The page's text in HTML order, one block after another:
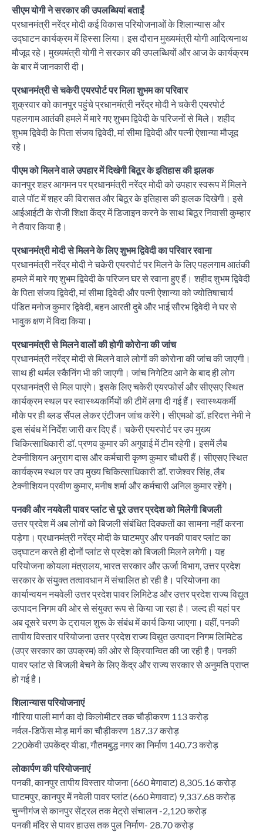
सीएम योगी ने सरकार की उपलब्धियां बताईं
प्रधानमंत्री नरेंद्र मोदी कई विकास परियोजनाओं के शिलान्यास और
उद्घाटन कार्यक्रम में हिस्सा लिया। इस दौरान मुख्यमंत्री योगी आदित्यनाथ
मौजूद रहे। मुख्यमंत्री योगी ने सरकार की उपलब्धियों और आज के कार्यक्रम
के बार में जानकारी दी।
प्रधानमंत्री से चकेरी एयरपोर्ट पर मिला शुभम का परिवार
शुक्रवार को कानपुर पहुंचे प्रधानमंत्री नरेंद्र मोदी ने चकेरी एयरपोर्ट
पहलगाम आतंकी हमले में मारे गए शुभम द्विवेदी के परिजनों से मिले। शहीद
शुभम द्विवेदी के पिता संजय द्विवेदी, मां सीमा द्विवेदी और पत्नी ऐशान्या मौजूद
रहे।
पीएम को मिलने वाले उपहार में दिखेगी बिठूर के इतिहास की झलक
कानपुर शहर आगमन पर प्रधानमंत्री नरेंद्र मोदी को उपहार स्वरूप में मिलने
वाले पॉट में शहर की विरासत और बिठूर के इतिहास की झलक दिखेगी। इसे
आईआईटी के रोजी शिक्षा केंद्र में डिजाइन करने के साथ बिठूर निवासी कुम्हार
ने तैयार किया है।
प्रधानमंत्री मोदी से मिलने के लिए शुभम द्विवेदी का परिवार रवाना
प्रधानमंत्री नरेंद्र मोदी ने चकेरी एयरपोर्ट पर मिलने के लिए पहलगाम आतंकी
हमले में मारे गए शुभम द्विवेदी के परिजन घर से रवाना हुए हैं। शहीद शुभम द्विवेदी
के पिता संजय द्विवेदी, मां सीमा द्विवेदी और पत्नी ऐशान्या को ज्योतिषाचार्य
पंडित मनोज कुमार द्विवेदी, बहन आरती दुबे और भाई सौरभ द्विवेदी ने घर से
भावुक क्षण में विदा किया।
प्रधानमंत्री से मिलने वालों की होगी कोरोना की जांच
प्रधानमंत्री नरेंद्र मोदी से मिलने वाले लोगों की कोरोना की जांच की जाएगी।
साथ ही थर्मल स्कैनिंग भी की जाएगी। जांच निगेटिव आने के बाद ही लोग
प्रधानमंत्री से मिल पाएंगे। इसके लिए चकेरी एयरफोर्स और सीएसए स्थित
कार्यक्रम स्थल पर स्वास्थ्यकर्मियों की टीमें लगा दी गई हैं। स्वास्थ्यकर्मी
मौके पर ही ब्लड सैंपल लेकर एंटीजन जांच करेंगे। सीएमओ डॉ. हरिदत्त नेमी ने
इस संबंध में निर्देश जारी कर दिए हैं। चकेरी एयरपोर्ट पर उप मुख्य
चिकित्साधिकारी डॉ. प्रणव कुमार की अगुवाई में टीम रहेगी। इसमें लैब
टेक्नीशियन अनुराग दास और कर्मचारी कृष्ण कुमार चौधरी हैं। सीएसए स्थित
कार्यक्रम स्थल पर उप मुख्य चिकित्साधिकारी डॉ. राजेश्वर सिंह, लैब
टेक्नीशियन प्रवीण कुमार, मनीष शर्मा और कर्मचारी अनिल कुमार रहेंगे।
पनकी और नयवेली पावर प्लांट से पूरे उत्तर प्रदेश को मिलेगी बिजली
उत्तर प्रदेश में अब लोगों को बिजली संबंधित दिक्कतों का सामना नहीं करना
पड़ेगा। प्रधानमंत्री नरेंद्र मोदी के घाटमपुर और पनकी पावर प्लांट का
उद्घाटन करते ही दोनों प्लांट से प्रदेश को बिजली मिलने लगेगी। यह
परियोजना कोयला मंत्रालय, भारत सरकार और ऊर्जा विभाग, उत्तर प्रदेश
सरकार के संयुक्त तत्वावधान में संचालित हो रही है। परियोजना का
कार्यान्वयन नयवेली उत्तर प्रदेश पावर लिमिटेड और उत्तर प्रदेश राज्य विद्युत
उत्पादन निगम की ओर से संयुक्त रूप से किया जा रहा है। जल्द ही यहां पर
अब दूसरे चरण के ट्रायल शुरू के संबंध में कार्य किया जाएगा। वहीं, पनकी
तापीय विस्तार परियोजना उत्तर प्रदेश राज्य विद्युत उत्पादन निगम लिमिटेड
(उप्र सरकार का उपक्रम) की ओर से क्रियान्वित की जा रही है। पनकी
पावर प्लांट से बिजली बेचने के लिए केंद्र और राज्य सरकार से अनुमति प्राप्त
हो गई है।
शिलान्यास परियोजनाएं
गौरिया पाली मार्ग का दो किलोमीटर तक चौड़ीकरण 113 करोड़
नर्वल-डिफेंस मोड़ मार्ग का चौड़ीकरण 187.37 करोड़
220केवी उपकेंद्र यीडा, गौतमबुद्ध नगर का निर्माण 140.73 करोड़
लोकार्पण की परियोजनाएं
पनकी, कानपुर तापीय विस्तार योजना (660 मेगावाट) 8,305.16 करोड़
घाटमपुर, कानपुर में नवेली पावर प्लांट (660 मेगावाट) 9,337.68 करोड़
चुन्नीगंज से कानपुर सेंट्रल तक मेट्रो संचालन -2,120 करोड़
पनकी मंदिर से पावर हाउस तक पुल निर्माण- 28.70 करोड़